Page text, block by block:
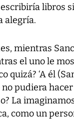
libros
alegría.
mientras
el uno le
quizá? ‘A él
pudiera
La
como un